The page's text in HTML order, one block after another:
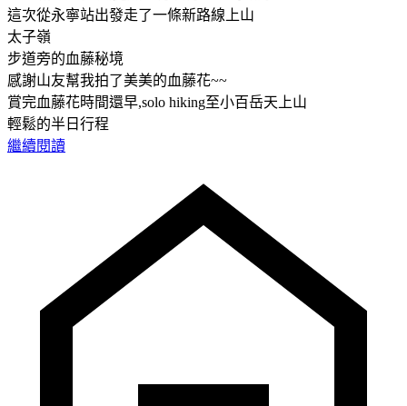
這次從永寧站出發走了一條新路線上山
太子嶺
步道旁的血藤秘境
感謝山友幫我拍了美美的血藤花~~
賞完血藤花時間還早,solo hiking至小百岳天上山
輕鬆的半日行程
繼續閱讀